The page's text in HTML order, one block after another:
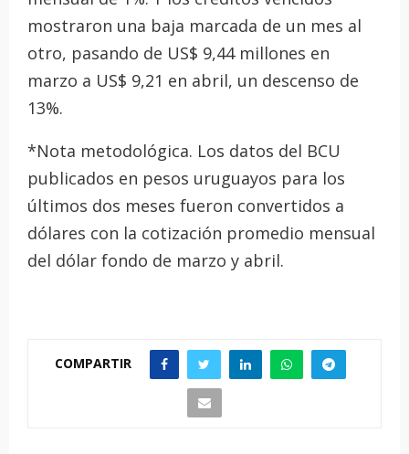
mostraron una baja marcada de un mes al
otro, pasando de US$ 9,44 millones en
marzo a US$ 9,21 en abril, un descenso de
13%.
*Nota metodológica. Los datos del BCU
publicados en pesos uruguayos para los
últimos dos meses fueron convertidos a
dólares con la cotización promedio mensual
del dólar fondo de marzo y abril.
COMPARTIR